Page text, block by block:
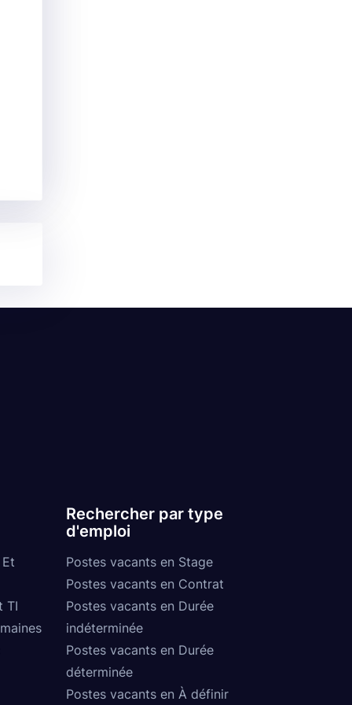
TI
Rechercher par type
d'emploi
Postes vacants en Stage
Postes vacants en Contrat
Postes vacants en Durée
indéterminée
Postes vacants en Durée
déterminée
Postes vacants en À définir